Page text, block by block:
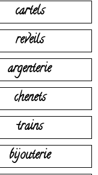
cartels
reveils
argenterie
chenets
trains
bijouterie